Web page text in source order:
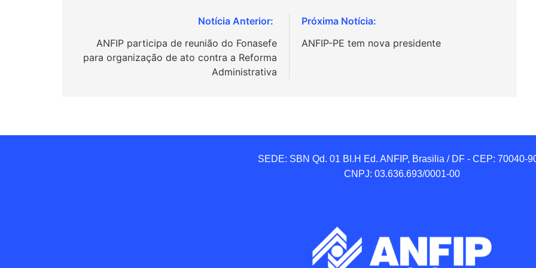
Post
ANFIP participa de reunião do Fonasefe
para organização de ato contra a Reforma
Administrativa
ANFIP-PE tem nova presidente
SEDE: SBN Qd. 01 BI.H Ed. ANFIP, Brasilia / DF - CEP: 70040-
CNPJ: 03.636.693/0001-00